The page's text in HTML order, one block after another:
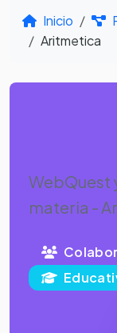
Inicio
Aritmetica
WebQuest
materia -